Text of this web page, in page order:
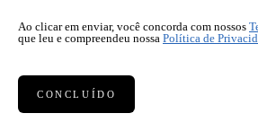
Ao clicar em enviar, você concorda com nossos
que leu e compreendeu nossa Política de
CONCLUÍDO